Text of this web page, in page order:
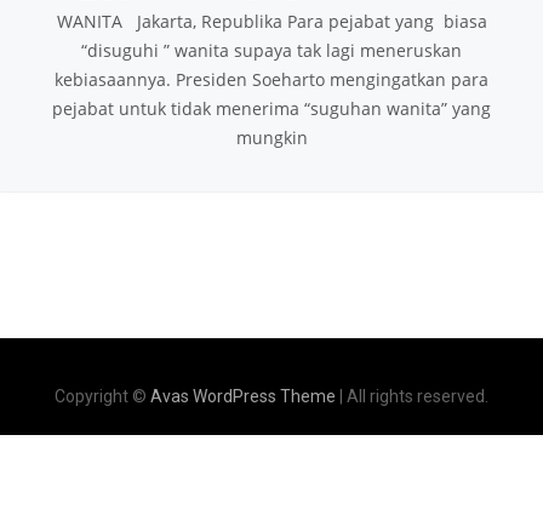
WANITA Jakarta, Republika Para pejabat yang biasa
“disuguhi ” wanita supaya tak lagi meneruskan
kebiasaannya. Presiden Soeharto mengingatkan para
pejabat untuk tidak menerima “suguhan wanita” yang
mungkin
Copyright © Avas WordPress Theme | All rights reserved.